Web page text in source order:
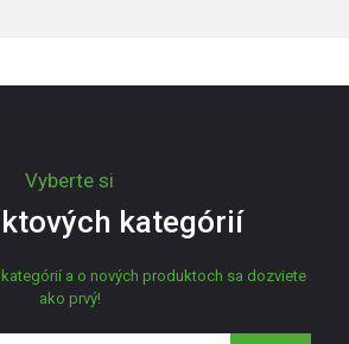
Vyberte si
kategórií
a o nových produktoch sa dozviete
ako prvý!